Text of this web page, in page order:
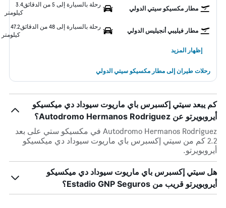
مطار مكسيكو سيتي الدولي
رحلة بالسيارة إلى 5 من الدقائق
3.4
كيلومتر
مطار فيليبي أنجيليس الدولي
رحلة بالسيارة إلى 48 من الدقائق
47.2
كيلومتر
إظهار المزيد
رحلات طيران إلى مطار مكسيكو سيتي الدولي
كم يبعد سيتي إكسبرس باي ماريوت سيوداد دي ميكسيكو
أيروبويرتو عن Autodromo Hermanos Rodriguez؟
Autodromo Hermanos Rodriguez في مكسيكو ستي على بعد
2.2 كم من سيتي إكسبرس باي ماريوت سيوداد دي ميكسيكو
أيروبويرتو.
هل سيتي إكسبرس باي ماريوت سيوداد دي ميكسيكو
أيروبويرتو قريب من Estadio GNP Seguros؟